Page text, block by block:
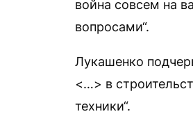
война совсем на
вопросами“.
Лукашенко
<…> в
техники“.